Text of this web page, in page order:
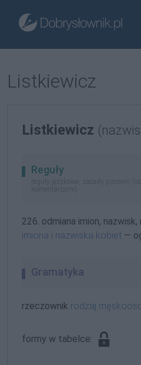
Listkiewicz
Listkiewicz
Reguły
reguły językowe, zasady pisowni
komentarzami)
226. odmiana imion,
imiona i nazwiska kobiet —
Gramatyka
rzeczownik rodzaj
formy w tabelce: